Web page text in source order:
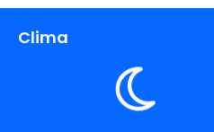
Clima